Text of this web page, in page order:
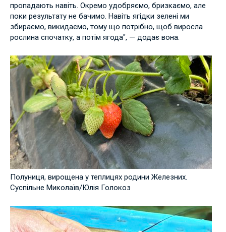
пропадають навіть. Окремо удобряємо, бризкаємо, але
поки результату не бачимо. Навіть ягідки зелені ми
збираємо, викидаємо, тому що потрібно, щоб виросла
рослина спочатку, а потім ягода", — додає вона.
Полуниця, вирощена у теплицях родини Железних.
Суспільне Миколаїв/Юлія Голокоз